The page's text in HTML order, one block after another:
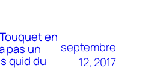
en
pas un
quid du
septembre
12, 2017